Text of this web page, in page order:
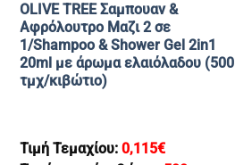
OLIVE TREE Σαμπουαν &
Αφρόλουτρο Μαζι 2 σε
1/Shampoo & Shower Gel 2in1
20ml με άρωμα ελαιόλαδου (500
τμχ/κιβώτιο)
Τιμή Τεμαχίου:0,115€